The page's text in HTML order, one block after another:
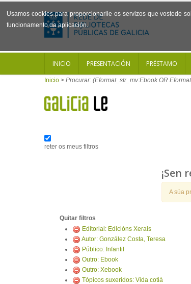
Usamos cookies para proporcionarlle os servizos que vostede
funcionamento da aplicación.
INICIO PRESENTACIÓN PRÉSTAMO
Inicio > Procurar: (Eformat_str_mv:Ebook OR
reter os meus filtros
¡Sen
A súa
Quitar filtros
Editorial: Edicións Xerais
Autor: González Costa, Teresa
Público: Infantil
Outro: Ebook
Outro: Xebook
Tópicos suxeridos: Vida cotiá